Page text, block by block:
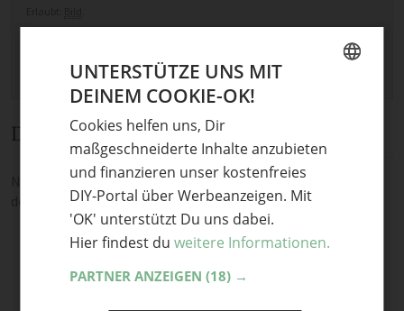
Diskussion
Noch keine Kommentare — sei die Erste oder der Erste und teile
deine Meinung.
UNTERSTÜTZE UNS MIT
DEINEM COOKIE-OK!
Cookies helfen uns, Dir
maßgeschneiderte Inhalte anzubieten
und finanzieren unser kostenfreies
DIY-Portal über Werbeanzeigen. Mit
'OK' unterstützt Du uns dabei.
Hier findest du weitere Informationen.
PARTNER ANZEIGEN (18) →